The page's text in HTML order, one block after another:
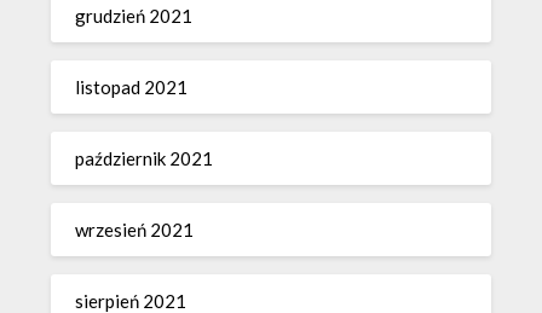
grudzień 2021
listopad 2021
październik 2021
wrzesień 2021
sierpień 2021